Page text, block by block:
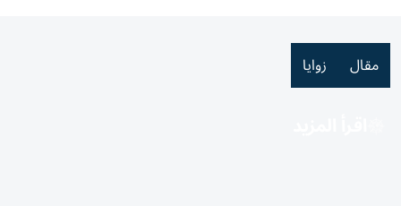
مقال زوايا